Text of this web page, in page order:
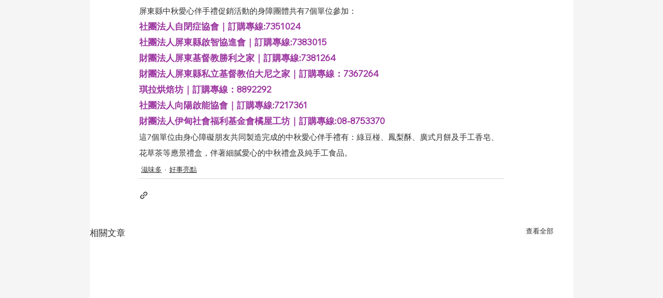
屏東縣中秋愛心伴手禮促銷活動的身障團體共有7個單位參加：
社團法人自閉症協會｜訂購專線:7351024
社團法人屏東縣啟智協進會｜訂購專線:7383015
財團法人屏東基督教勝利之家｜訂購專線:7381264
財團法人屏東縣私立基督教伯大尼之家｜訂購專線：7367264
琪拉烘焙坊｜訂購專線：8892292
社團法人向陽啟能協會｜訂購專線:7217361
財團法人伊甸社會福利基金會橘屋工坊｜訂購專線:08-8753370
這7個單位由身心障礙朋友共同製造完成的中秋愛心伴手禮有：綠豆椪、鳳梨酥、廣式月餅及手工香皂、
花草茶等應景禮盒，伴著細膩愛心的中秋禮盒及純手工食品。
滋味多 好事亮點
相關文章 查看全部